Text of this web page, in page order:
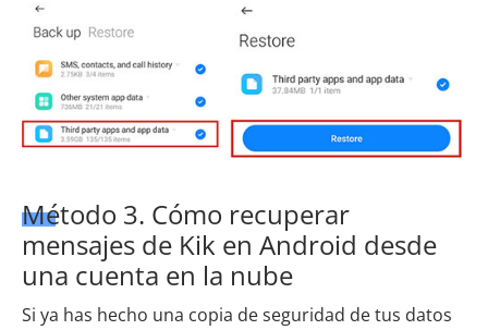
Método 3. Cómo recuperar
mensajes de Kik en Android desde
una cuenta en la nube
Si ya has hecho una copia de seguridad de tus datos